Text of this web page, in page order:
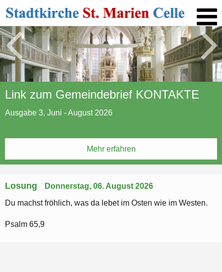
Link zum Gemeindebrief KONTAKTE
Ausgabe 3, Juni - August 2026
Mehr erfahren
Link zum Gemeindebrief KONTAKTE
Ausgabe 3, Juni - August 2026
Mehr erfahren
Losung
Donnerstag, 06. August 2026
Du machst fröhlich, was da lebet im Osten wie im Westen.
Psalm 65,9
Link zum Gemeindebrief KONTAKTE
Ausgabe 3, Juni - August 2026
Mehr erfahren